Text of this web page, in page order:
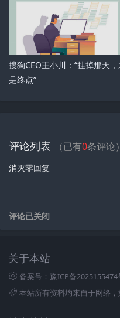
搜狗CEO王小川：“挂掉那天
是终点”
评论列表 （已有0条评论）
消灭零回复
评论已关闭
关于本站
备案号：豫ICP备2025155474
本站所有资料均来自于网络